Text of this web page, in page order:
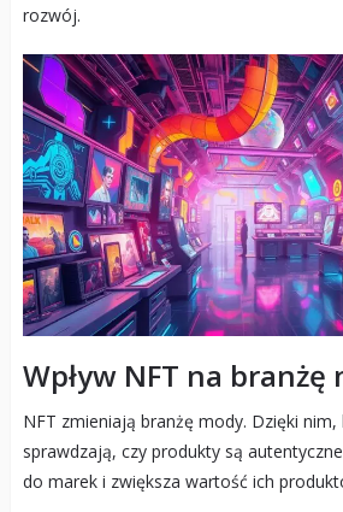
rozwój.
Wpływ NFT na branżę
NFT zmieniają branżę mody. Dzięki nim,
sprawdzają, czy produkty są
do marek i zwiększa wartość ich